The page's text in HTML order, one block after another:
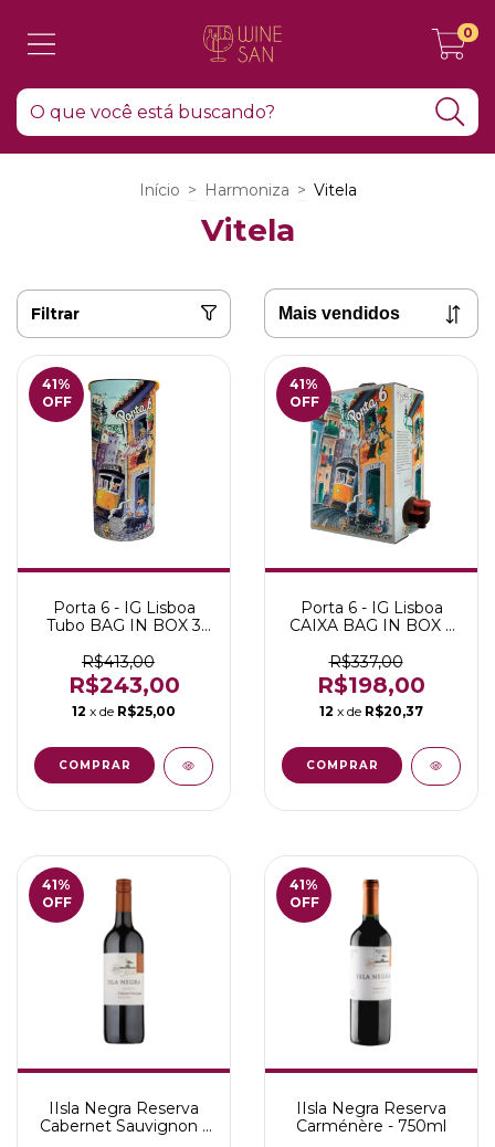
0
Início > Harmoniza > Vitela
Vitela
Filtrar
41%
OFF
Porta 6 - IG Lisboa
Tubo BAG IN BOX 3
garrafas
R$413,00
R$243,00
12 x de R$25,00
41%
OFF
Porta 6 - IG Lisboa
CAIXA BAG IN BOX 3
garrafas
R$337,00
R$198,00
12 x de R$20,37
41%
OFF
IIsla Negra Reserva
Cabernet Sauvignon -
41%
OFF
IIsla Negra Reserva
Carménère - 750ml